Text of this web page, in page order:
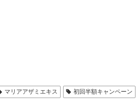
マリアアザミエキス 初回半額キャンペーン